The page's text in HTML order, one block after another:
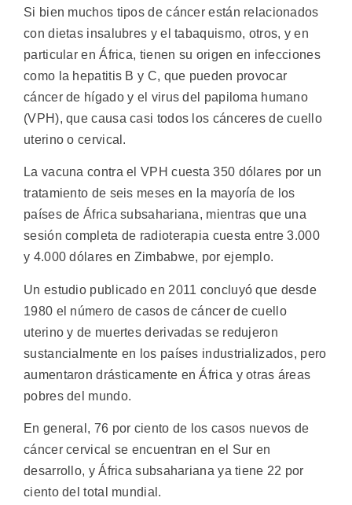
Si bien muchos tipos de cáncer están relacionados
con dietas insalubres y el tabaquismo, otros, y en
particular en África, tienen su origen en infecciones
como la hepatitis B y C, que pueden provocar
cáncer de hígado y el virus del papiloma humano
(VPH), que causa casi todos los cánceres de cuello
uterino o cervical.
La vacuna contra el VPH cuesta 350 dólares por un
tratamiento de seis meses en la mayoría de los
países de África subsahariana, mientras que una
sesión completa de radioterapia cuesta entre 3.000
y 4.000 dólares en Zimbabwe, por ejemplo.
Un estudio publicado en 2011 concluyó que desde
1980 el número de casos de cáncer de cuello
uterino y de muertes derivadas se redujeron
sustancialmente en los países industrializados, pero
aumentaron drásticamente en África y otras áreas
pobres del mundo.
En general, 76 por ciento de los casos nuevos de
cáncer cervical se encuentran en el Sur en
desarrollo, y África subsahariana ya tiene 22 por
ciento del total mundial.